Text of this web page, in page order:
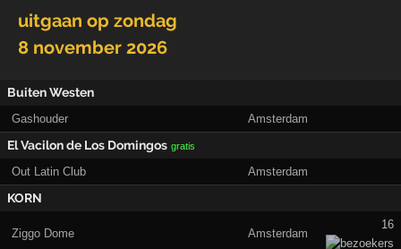
uitgaan op zondag
8 november 2026
Buiten Westen
Gashouder Amsterdam
El Vacilon de Los Domingos gratis
Out Latin Club Amsterdam
KORN
Ziggo Dome Amsterdam
16